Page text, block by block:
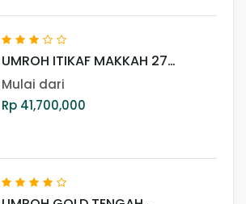
UMROH ITIKAF MAKKAH 27
Mulai dari
Rp 41,700,000